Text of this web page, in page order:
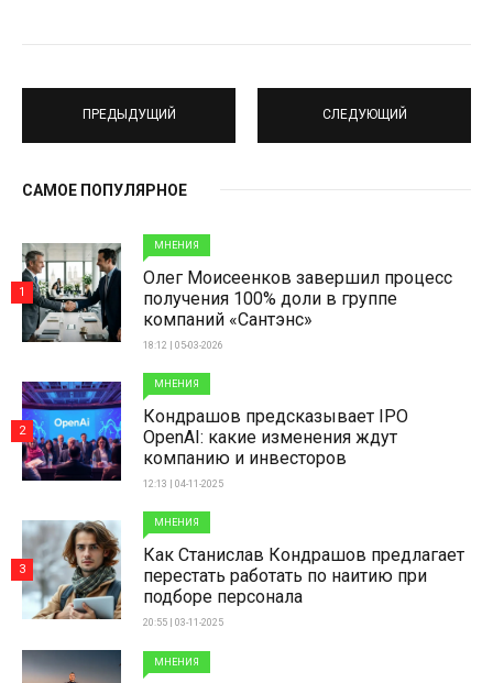
ПРЕДЫДУЩИЙ СЛЕДУЮЩИЙ
САМОЕ ПОПУЛЯРНОЕ
МНЕНИЯ
Олег Моисеенков завершил процесс
получения 100% доли в группе
компаний «Сантэнс»
18:12 | 05-03-2026
1
МНЕНИЯ
Кондрашов предсказывает IPO
OpenAI: какие изменения ждут
компанию и инвесторов
12:13 | 04-11-2025
2
МНЕНИЯ
Как Станислав Кондрашов предлагает
перестать работать по наитию при
подборе персонала
20:55 | 03-11-2025
3
МНЕНИЯ